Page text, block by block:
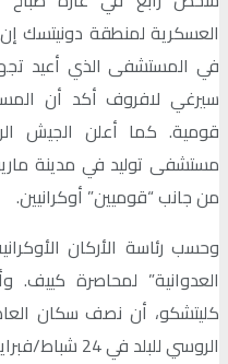
العسكرية لمنطقة دونيتسك
في المستشفى الذي أعيد
سيرغي لافروف أكد أن
قومية. كما أعلن الجيش
مستشفى توليد في مدينة
من جانب “قوميين” أوكرانيين.
وحسب رئاسة الأركان
العدوانية” لمحاصرة كييف.
كليتشكو، أن نصف سكان
الروسي للبلد في 24 شباط/فبراير.